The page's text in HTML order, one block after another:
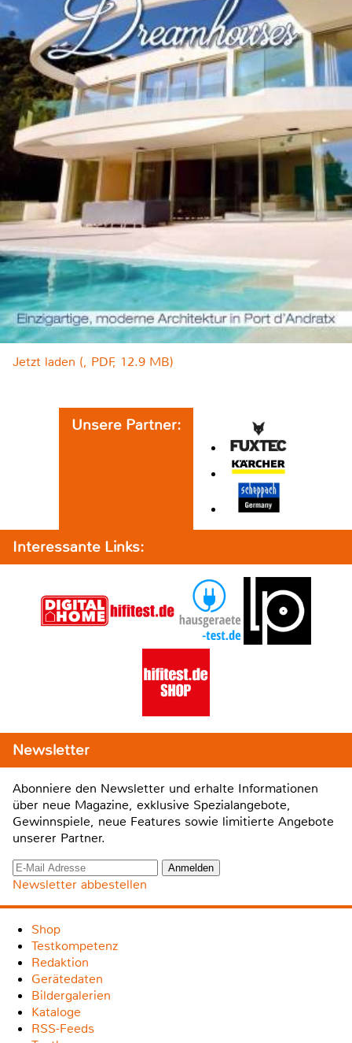
Jetzt laden (, PDF, 12.9 MB)
Unsere Partner:
Interessante Links:
Newsletter
Abonniere den Newsletter und erhalte Informationen
über neue Magazine, exklusive Spezialangebote,
Gewinnspiele, neue Features sowie limitierte Angebote
unserer Partner.
Newsletter abbestellen
Shop
Testkompetenz
Redaktion
Gerätedaten
Bildergalerien
Kataloge
RSS-Feeds